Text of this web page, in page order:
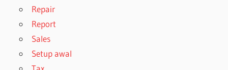
Repair
Report
Sales
Setup awal